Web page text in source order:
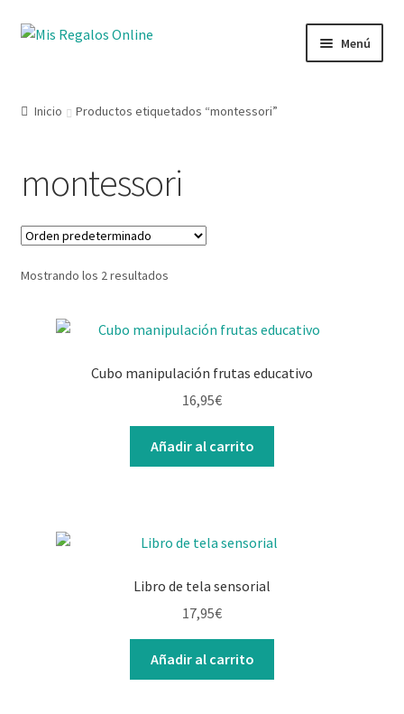
Menú
Secciones
Ofertas
Novedades
Lista de deseos
Inicio Productos etiquetados “montessori”
montessori
Mostrando los 2 resultados
Cubo manipulación frutas educativo
16,95€
Añadir al carrito
Libro de tela sensorial
17,95€
Añadir al carrito